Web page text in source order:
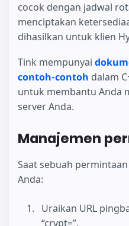
cocok dengan jadwal
menciptakan
dihasilkan untuk klien
Tink mempunyai
contoh-contoh dalam
untuk membantu Anda
server Anda.
Manajemen
Saat sebuah
Anda:
Uraikan URL
“crypt=”.